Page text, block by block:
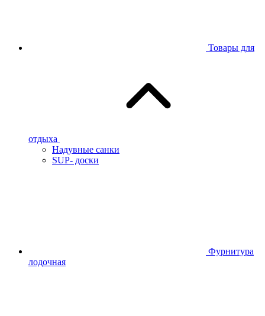
Товары для
отдыха
Надувные санки
SUP- доски
Фурнитура
лодочная